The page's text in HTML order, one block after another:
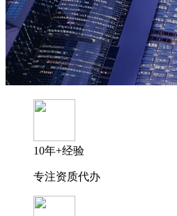
10年+经验
专注资质代办